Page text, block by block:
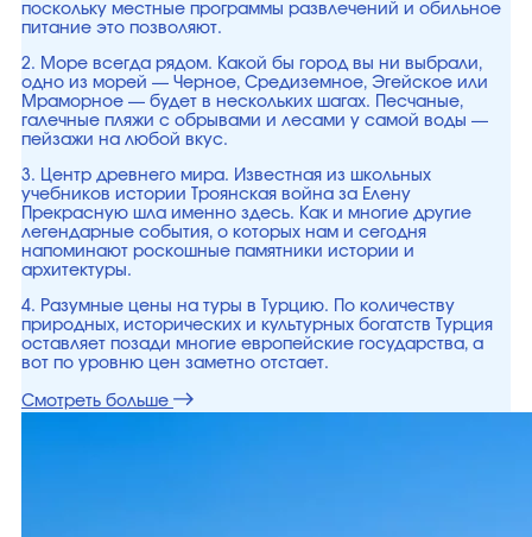
поскольку местные программы развлечений и обильное
питание это позволяют.
2. Море всегда рядом. Какой бы город вы ни выбрали,
одно из морей — Черное, Средиземное, Эгейское или
Мраморное — будет в нескольких шагах. Песчаные,
галечные пляжи с обрывами и лесами у самой воды —
пейзажи на любой вкус.
3. Центр древнего мира. Известная из школьных
учебников истории Троянская война за Елену
Прекрасную шла именно здесь. Как и многие другие
легендарные события, о которых нам и сегодня
напоминают роскошные памятники истории и
архитектуры.
4. Разумные цены на туры в Турцию. По количеству
природных, исторических и культурных богатств Турция
оставляет позади многие европейские государства, а
вот по уровню цен заметно отстает.
Смотреть больше